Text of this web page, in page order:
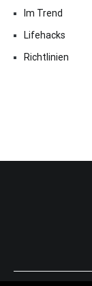
Im Trend
Lifehacks
Richtlinien